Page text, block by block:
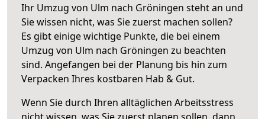
Ihr Umzug von Ulm nach Gröningen steht an und
Sie wissen nicht, was Sie zuerst machen sollen?
Es gibt einige wichtige Punkte, die bei einem
Umzug von Ulm nach Gröningen zu beachten
sind. Angefangen bei der Planung bis hin zum
Verpacken Ihres kostbaren Hab & Gut.
Wenn Sie durch Ihren alltäglichen Arbeitsstress